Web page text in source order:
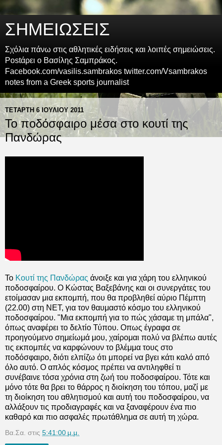
ΣΗΜΕΙΩΣΕΙΣ
Σχόλια πάνω στις αθλητικές ειδήσεις και λοιπές σημειώσεις.
Postάρει ο Βασίλης Σαμπράκος.
Facebook.com/vasilis.sambrakos twitter.com/Vsambrakos
notes from a Greek sports journalist
ΤΕΤΆΡΤΗ 6 ΙΟΥΛΊΟΥ 2011
Το ποδόσφαιρο μέσα στο κουτί της
Πανδώρας
Το Κουτί της Πανδώρας άνοιξε και για χάρη του ελληνικού
ποδοσφαίρου. Ο Κώστας Βαξεβάνης και οι συνεργάτες του
ετοίμασαν μια εκπομπή, που θα προβληθεί αύριο Πέμπτη
(22.00) στη ΝΕΤ, για τον θαυμαστό κόσμο του ελληνικού
ποδοσφαίρου. "Μια εκπομπή για το πώς χάσαμε τη μπάλα",
όπως αναφέρει το δελτίο Τύπου. Οπως έγραφα σε
προηγούμενο σημείωμά μου, χαίρομαι πολύ να βλέπω αυτές
τις εκπομπές να καρφώνουν το βλέμμα τους στο
ποδόσφαιρο, διότι ελπίζω ότι μπορεί να βγει κάτι καλό από
όλο αυτό. Ο απλός κόσμος πρέπει να αντιληφθεί τι
συνέβαινε τόσα χρόνια στη ζωή του ποδοσφαίρου. Τότε και
μόνο τότε θα βρει το θάρρος η διοίκηση του τόπου, μαζί με
τη διοίκηση του αθλητισμού και αυτή του ποδοσφαίρου, να
αλλάξουν τις προδιαγραφές και να ξαναφέρουν ένα πιο
καθαρό και πιο ασφαλές πρωτάθλημα σε αυτή τη χώρα.
Βα.Σα. στις 5:41:00 μ.μ.